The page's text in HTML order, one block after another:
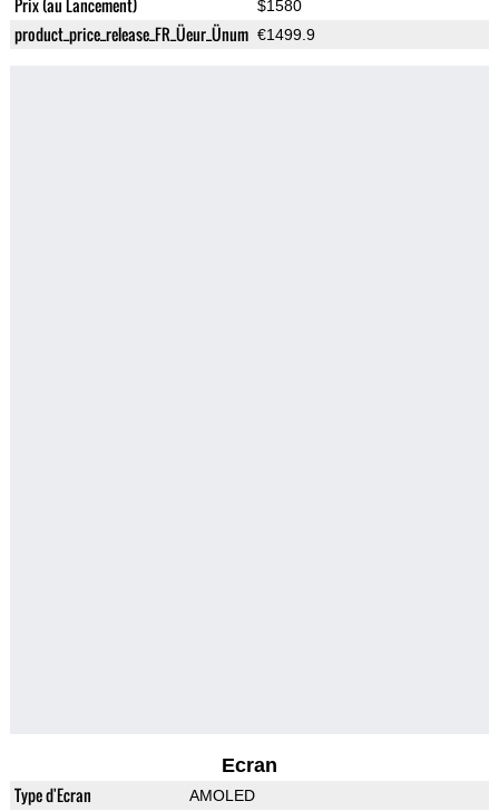
Prix (au Lancement) $1580
product_price_release_FR_Üeur_Ünum €1499.9
Ecran
Type d'Ecran AMOLED